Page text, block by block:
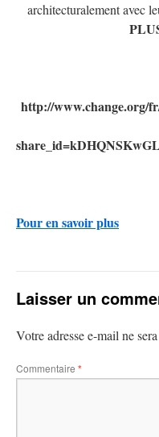
architecturalement avec
http://www.change.org/
Pour en savoir plus
Laisser un
Votre adresse e-mail ne
Commentaire *